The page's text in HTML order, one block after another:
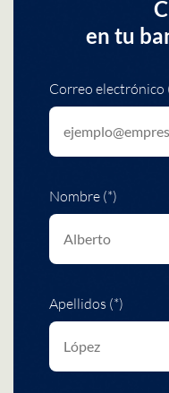
en tu
Correo electrónico
Nombre (*)
Apellidos (*)